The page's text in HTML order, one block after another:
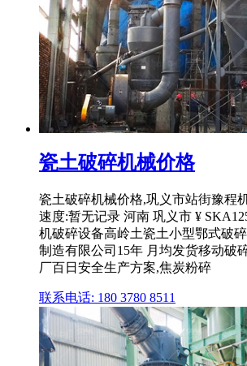
瓷土破碎机械价格
瓷土破碎机械价格,巩义市站街豫程
速度:暂无记录 河南 巩义市 ¥
机破碎设备高岭土瓷土小型鄂式破
制造有限公司15年 月均发货移动破
厂百日安全生产方案,焦炭粉碎
联系电话: 180 3780 8511